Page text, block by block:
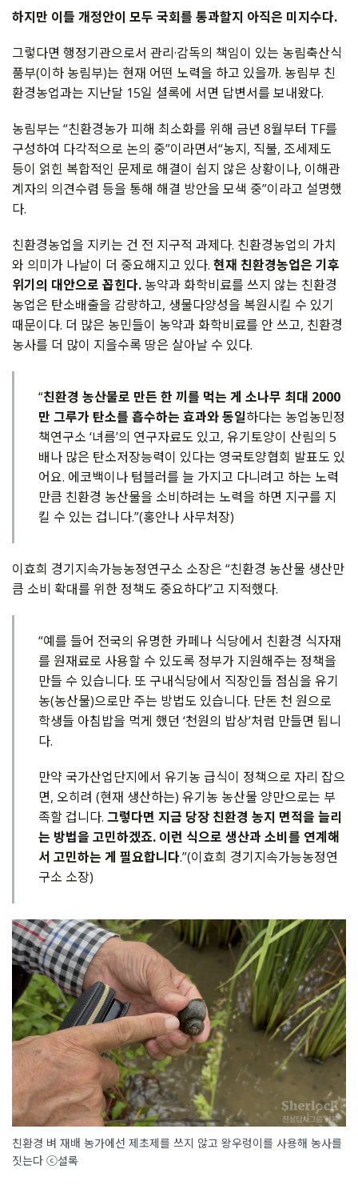
하지만 이들 개정안이 모두 국회를 통과할지 아직은 미지수다.
그렇다면 행정기관으로서 관리·감독의 책임이 있는 농림축산식
품부(이하 농림부)는 현재 어떤 노력을 하고 있을까. 농림부 친
환경농업과는 지난달 15일 셜록에 서면 답변서를 보내왔다.
농림부는 “친환경농가 피해 최소화를 위해 금년 8월부터 TF를
구성하여 다각적으로 논의 중”이라면서“농지, 직불, 조세제도
등이 얽힌 복합적인 문제로 해결이 쉽지 않은 상황이나, 이해관
계자의 의견수렴 등을 통해 해결 방안을 모색 중”이라고 설명했
다.
친환경농업을 지키는 건 전 지구적 과제다. 친환경농업의 가치
와 의미가 나날이 더 중요해지고 있다. 현재 친환경농업은 기후
위기의 대안으로 꼽힌다. 농약과 화학비료를 쓰지 않는 친환경
농업은 탄소배출을 감량하고, 생물다양성을 복원시킬 수 있기
때문이다. 더 많은 농민들이 농약과 화학비료를 안 쓰고, 친환경
농사를 더 많이 지을수록 땅은 살아날 수 있다.
“친환경 농산물로 만든 한 끼를 먹는 게 소나무 최대 2000
만 그루가 탄소를 흡수하는 효과와 동일하다는 농업농민정
책연구소 ‘녀름’의 연구자료도 있고, 유기토양이 산림의 5
배나 많은 탄소저장능력이 있다는 영국토양협회 발표도 있
어요. 에코백이나 텀블러를 늘 가지고 다니려고 하는 노력
만큼 친환경 농산물을 소비하려는 노력을 하면 지구를 지
킬 수 있는 겁니다.”(홍안나 사무처장)
이효희 경기지속가능농정연구소 소장은 “친환경 농산물 생산만
큼 소비 확대를 위한 정책도 중요하다”고 지적했다.
“예를 들어 전국의 유명한 카페나 식당에서 친환경 식자재
를 원재료로 사용할 수 있도록 정부가 지원해주는 정책을
만들 수 있습니다. 또 구내식당에서 직장인들 점심을 유기
농(농산물)으로만 주는 방법도 있습니다. 단돈 천 원으로
학생들 아침밥을 먹게 했던 ‘천원의 밥상’처럼 만들면 됩니
다.
만약 국가산업단지에서 유기농 급식이 정책으로 자리 잡으
면, 오히려 (현재 생산하는) 유기농 농산물 양만으로는 부
족할 겁니다. 그렇다면 지금 당장 친환경 농지 면적을 늘리
는 방법을 고민하겠죠. 이런 식으로 생산과 소비를 연계해
서 고민하는 게 필요합니다.”(이효희 경기지속가능농정연
구소 소장)
친환경 벼 재배 농가에선 제초제를 쓰지 않고 왕우렁이를 사용해 농사를
짓는다 ⓒ셜록